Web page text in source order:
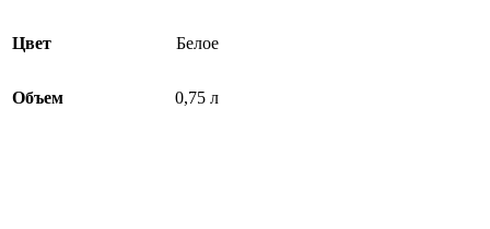
Цвет Белое
Объем 0,75 л